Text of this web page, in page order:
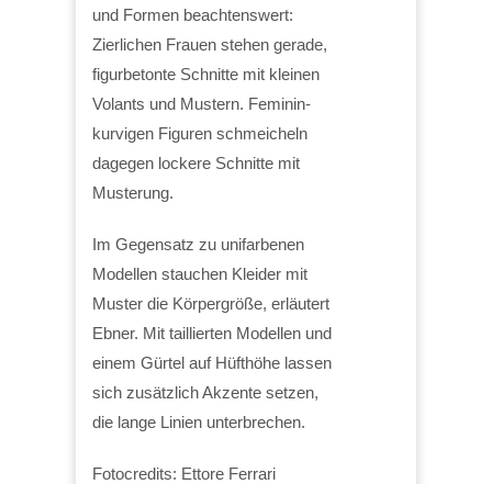
und Formen beachtenswert:
Zierlichen Frauen stehen gerade,
figurbetonte Schnitte mit kleinen
Volants und Mustern. Feminin-
kurvigen Figuren schmeicheln
dagegen lockere Schnitte mit
Musterung.
Im Gegensatz zu unifarbenen
Modellen stauchen Kleider mit
Muster die Körpergröße, erläutert
Ebner. Mit taillierten Modellen und
einem Gürtel auf Hüfthöhe lassen
sich zusätzlich Akzente setzen,
die lange Linien unterbrechen.
Fotocredits: Ettore Ferrari